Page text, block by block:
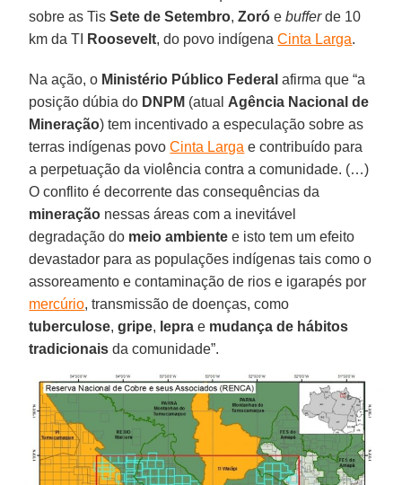
sobre as TisSete de Setembro,Zoró ebufferde 10
km da TI
Roosevelt, do povo indígenaCinta Larga.
Na ação, o Ministério Público Federal afirma que “a
posição dúbia do DNPM (atual Agência Nacional de
Mineração) tem incentivado a especulação sobre as
terras indígenas povoCinta Larga e contribuído para
a perpetuação da violência contra a comunidade. (…)
O conflito é decorrente das consequências da
mineração nessas áreas com a inevitável
degradação do meio ambiente e isto tem um efeito
devastador para as populações indígenas tais como o
assoreamento e contaminação de rios e igarapés por
mercúrio, transmissão de doenças, como
tuberculose,gripe, lepra e mudança de hábitos
tradicionais da comunidade”.